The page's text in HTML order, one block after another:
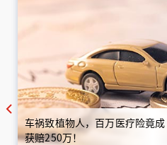
车祸致植物人，百万医疗险竟
获赔250万！